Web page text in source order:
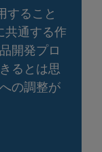
すること
共通する作
開発プロ
るとは思
の調整が